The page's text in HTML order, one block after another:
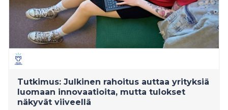
Tutkimus: Julkinen rahoitus auttaa yrityksiä
luomaan innovaatioita, mutta tulokset
näkyvät viiveellä